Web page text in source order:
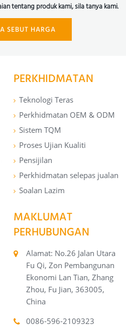
tentang produk kami, sila tanya kami.
SEBUT HARGA
PERKHIDMATAN
Teknologi Teras
Perkhidmatan OEM & ODM
Sistem TQM
Proses Ujian Kualiti
Pensijilan
Perkhidmatan selepas jualan
Soalan Lazim
MAKLUMAT
PERHUBUNGAN
Alamat: No.26 Jalan Utara
Fu Qi, Zon Pembangunan
Ekonomi Lan Tian, ​​Zhang
Zhou, Fu Jian, 363005,
China
0086-596-2109323